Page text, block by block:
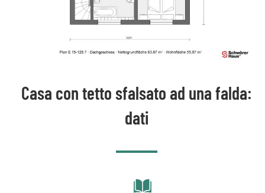
Casa con tetto sfalsato ad una falda:
dati